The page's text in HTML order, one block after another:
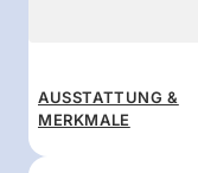
AUSSTATTUNG &
MERKMALE